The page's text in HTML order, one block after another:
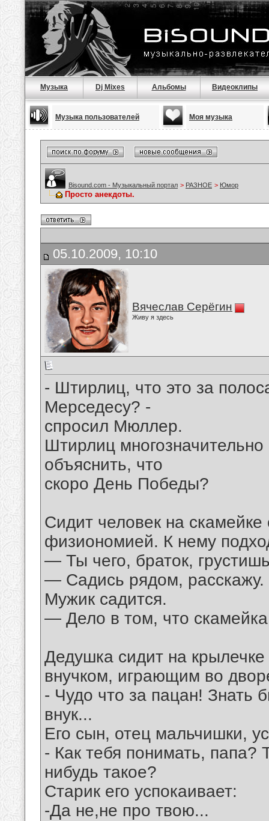
Музыка Dj Mixes Альбомы Видеоклипы
Музыка пользователей Моя музыка
Bisound.com - Музыкальный портал > РАЗНОЕ > Юмор
Просто анекдоты.
05.10.2009, 10:10
Вячеслав Серёгин
Живу я здесь
- Штирлиц, что это за
Мерседесу? -
спросил Мюллер.
Штирлиц
объяснить, что
скоро День Победы?
Сидит человек на
физиономией. К нему
— Ты чего, браток,
— Садись рядом, расскажу.
Мужик садится.
— Дело в том, что
Дедушка сидит на
внучком, играющим во
- Чудо что за пацан! Знать
внук...
Его сын, отец мальчишки,
- Как тебя понимать,
нибудь такое?
Старик его успокаивает:
-Да не,не про твою...